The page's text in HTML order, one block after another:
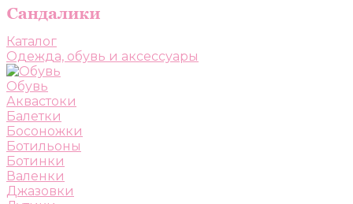
Каталог
Одежда, обувь и аксессуары
Обувь
Аквастоки
Балетки
Босоножки
Ботильоны
Ботинки
Валенки
Джазовки